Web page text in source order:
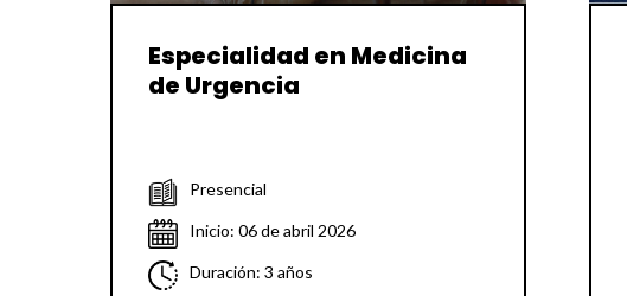
Especialidad en Medicina
de Urgencia
Presencial
Inicio: 06 de abril 2026
Duración: 3 años